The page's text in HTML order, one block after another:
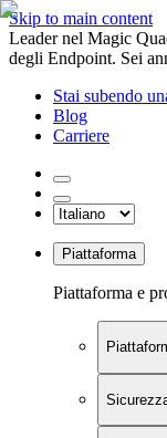
Skip to main content
Leader nel Magic
degli Endpoint. Sei
Stai subendo
Blog
Carriere
Piattaforma
Piattaforma e